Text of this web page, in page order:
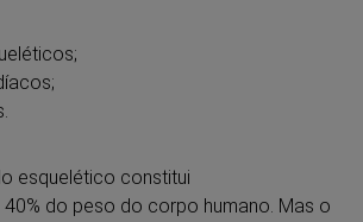
esquelético constitui
do peso do corpo humano. Mas o